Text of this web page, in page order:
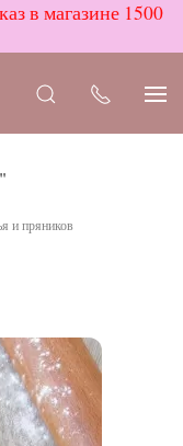
в магазине 1500
и пряников